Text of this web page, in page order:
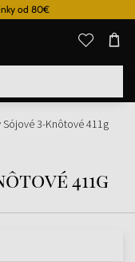
od 80€
Sójové 3-Knôtové 411g
411g